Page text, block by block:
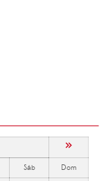
»
Sáb Dom